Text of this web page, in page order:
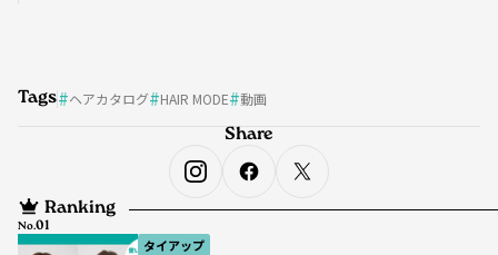
Tags ヘアカタログ HAIR MODE 動画
Ranking
タイアップ
No.
Share